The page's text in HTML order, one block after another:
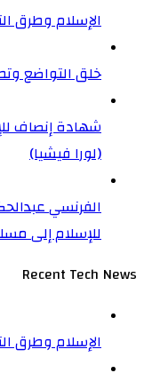
الإسلام وطرق
خلق التواضع
شهادة إنصاف
(لورا فيشيا)
الفرنسي
للإسلام إلى
Recent Tech News
الإسلام وطرق